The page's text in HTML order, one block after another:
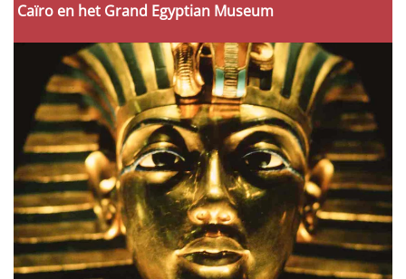
Caïro en het Grand Egyptian Museum